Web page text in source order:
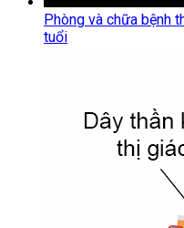
Phòng và chữa bệnh
tuổi